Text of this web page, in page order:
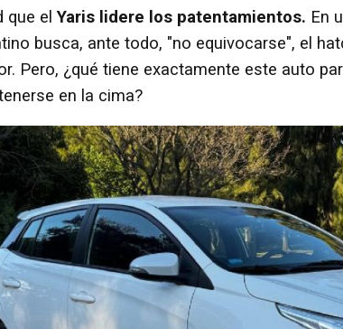
que elYaris lidere los patentamientos. En
busca, ante todo, "no equivocarse", el
Pero, ¿qué tiene exactamente este auto
en la cima?